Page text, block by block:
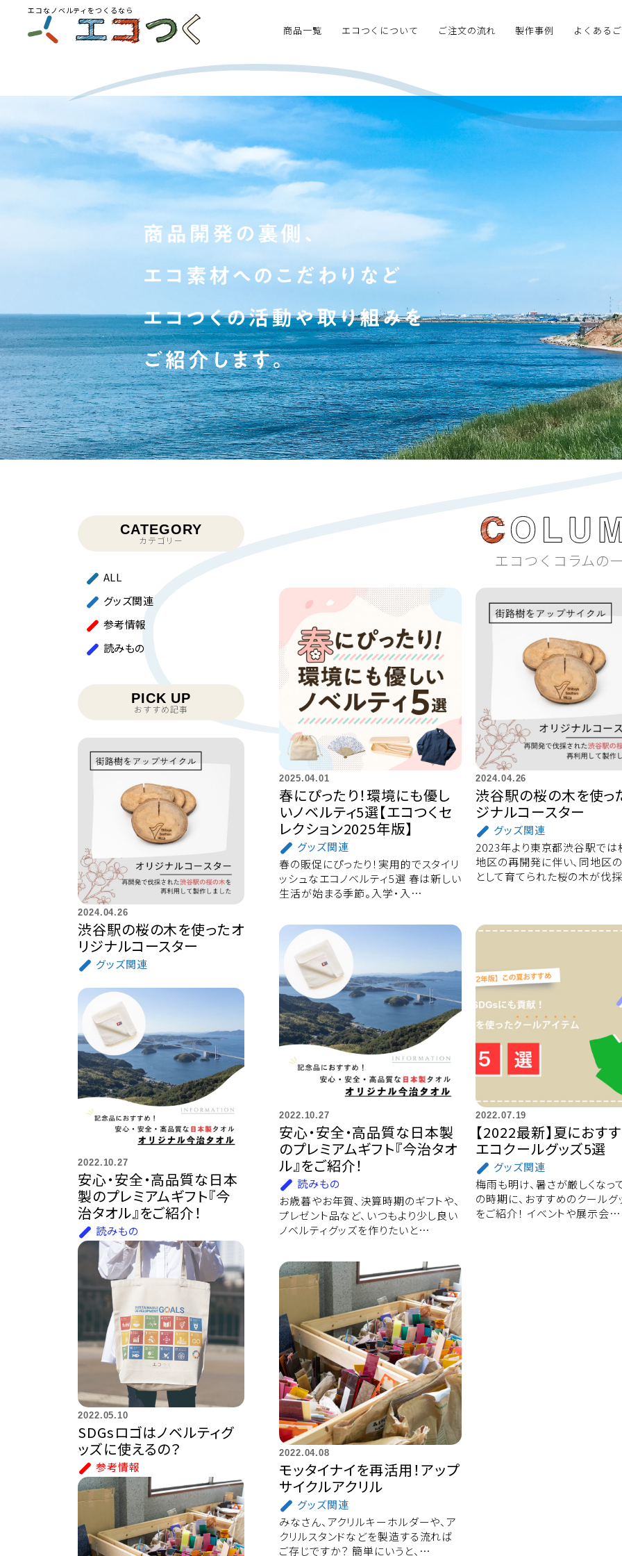
エコなノベルティをつくるなら
商品一覧 エコつくについて ご注文の流れ 製作事例 よくある
エコつくコラムの
2025.04.01
春にぴったり！環境にも優し
いノベルティ5選【エコつくセ
レクション2025年版】
グッズ関連
春の販促にぴったり！実用的でスタイリ
ッシュなエコノベルティ5選 春は新しい
生活が始まる季節。入学・入…
2024.04.26
渋谷駅の桜の木を使っ
ジナルコースター
グッズ関連
2023年より東京都渋谷駅では
地区の再開発に伴い、同地区
として育てられた桜の木が伐
2022.10.27
安心・安全・高品質な日本製
のプレミアムギフト『今治タオ
ル』をご紹介！
読みもの
お歳暮やお年賀、決算時期のギフトや、
プレゼント品など、いつもより少し良い
ノベルティグッズを作りたいと…
2022.07.19
【2022最新】夏におす
エコクールグッズ5選
グッズ関連
梅雨も明け、暑さが厳しくなっ
の時期に、おすすめのクールグ
をご紹介！ イベントや展示会…
2022.04.08
モッタイナイを再活用！アップ
サイクルアクリル
グッズ関連
みなさん、アクリルキーホルダーや、ア
クリルスタンドなどを製造する流れば
ご存じですか？ 簡単にいうと、…
CATEGORY
カテゴリー
ALL
グッズ関連
参考情報
読みもの
PICK UP
おすすめ記事
2024.04.26
渋谷駅の桜の木を使ったオ
リジナルコースター
グッズ関連
2022.10.27
安心・安全・高品質な日本
製のプレミアムギフト『今
治タオル』をご紹介！
読みもの
2022.05.10
SDGsロゴはノベルティグ
ッズに使えるの？
参考情報